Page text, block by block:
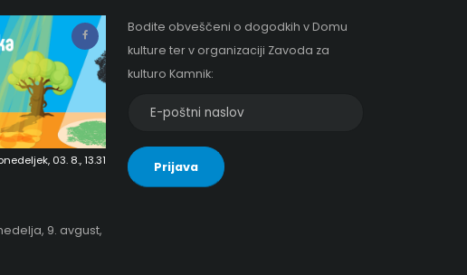
03. 8., 13.31
9. avgust,
Bodite obveščeni o dogodkih v Domu
kulture ter v organizaciji Zavoda za
kulturo Kamnik:
naslov
za
Prijava